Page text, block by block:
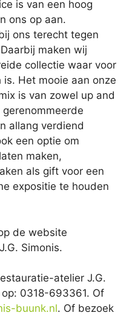
is van een hoog
ons op aan.
ons terecht tegen
maken wij
collectie waar voor
Het mooie aan onze
is van zowel up and
allang verdiend
een optie om
maken,
als gift voor een
expositie te houden
de website
Simonis.
atelier J.G.
0318-693361. Of
buunk.nl. Of bezoek